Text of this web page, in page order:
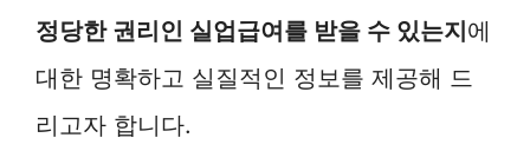
정당한 권리인 실업급여를 받을 수 있는지에
대한 명확하고 실질적인 정보를 제공해 드
리고자 합니다.